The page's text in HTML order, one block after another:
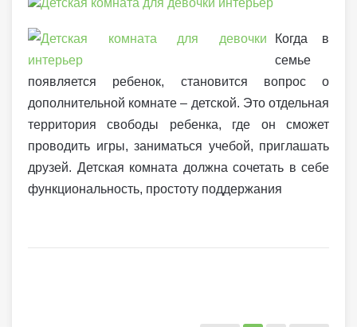
Когда в
семье
появляется ребенок, становится вопрос о
дополнительной комнате – детской. Это отдельная
территория свободы ребенка, где он сможет
проводить игры, заниматься учебой, приглашать
друзей. Детская комната должна сочетать в себе
функциональность, простоту поддержания